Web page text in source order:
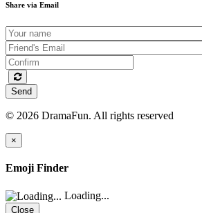
Share via Email
Send
© 2026 DramaFun. All rights reserved
×
Emoji Finder
Loading...
Close